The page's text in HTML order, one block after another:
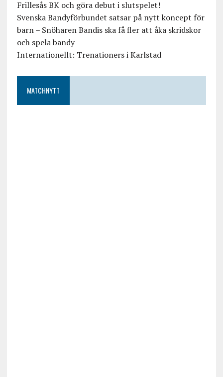
Frillesås BK och göra debut i slutspelet!
Svenska Bandyförbundet satsar på nytt koncept för
barn – Snöharen Bandis ska få fler att åka skridskor
och spela bandy
Internationellt: Trenationers i Karlstad
MATCHNYTT